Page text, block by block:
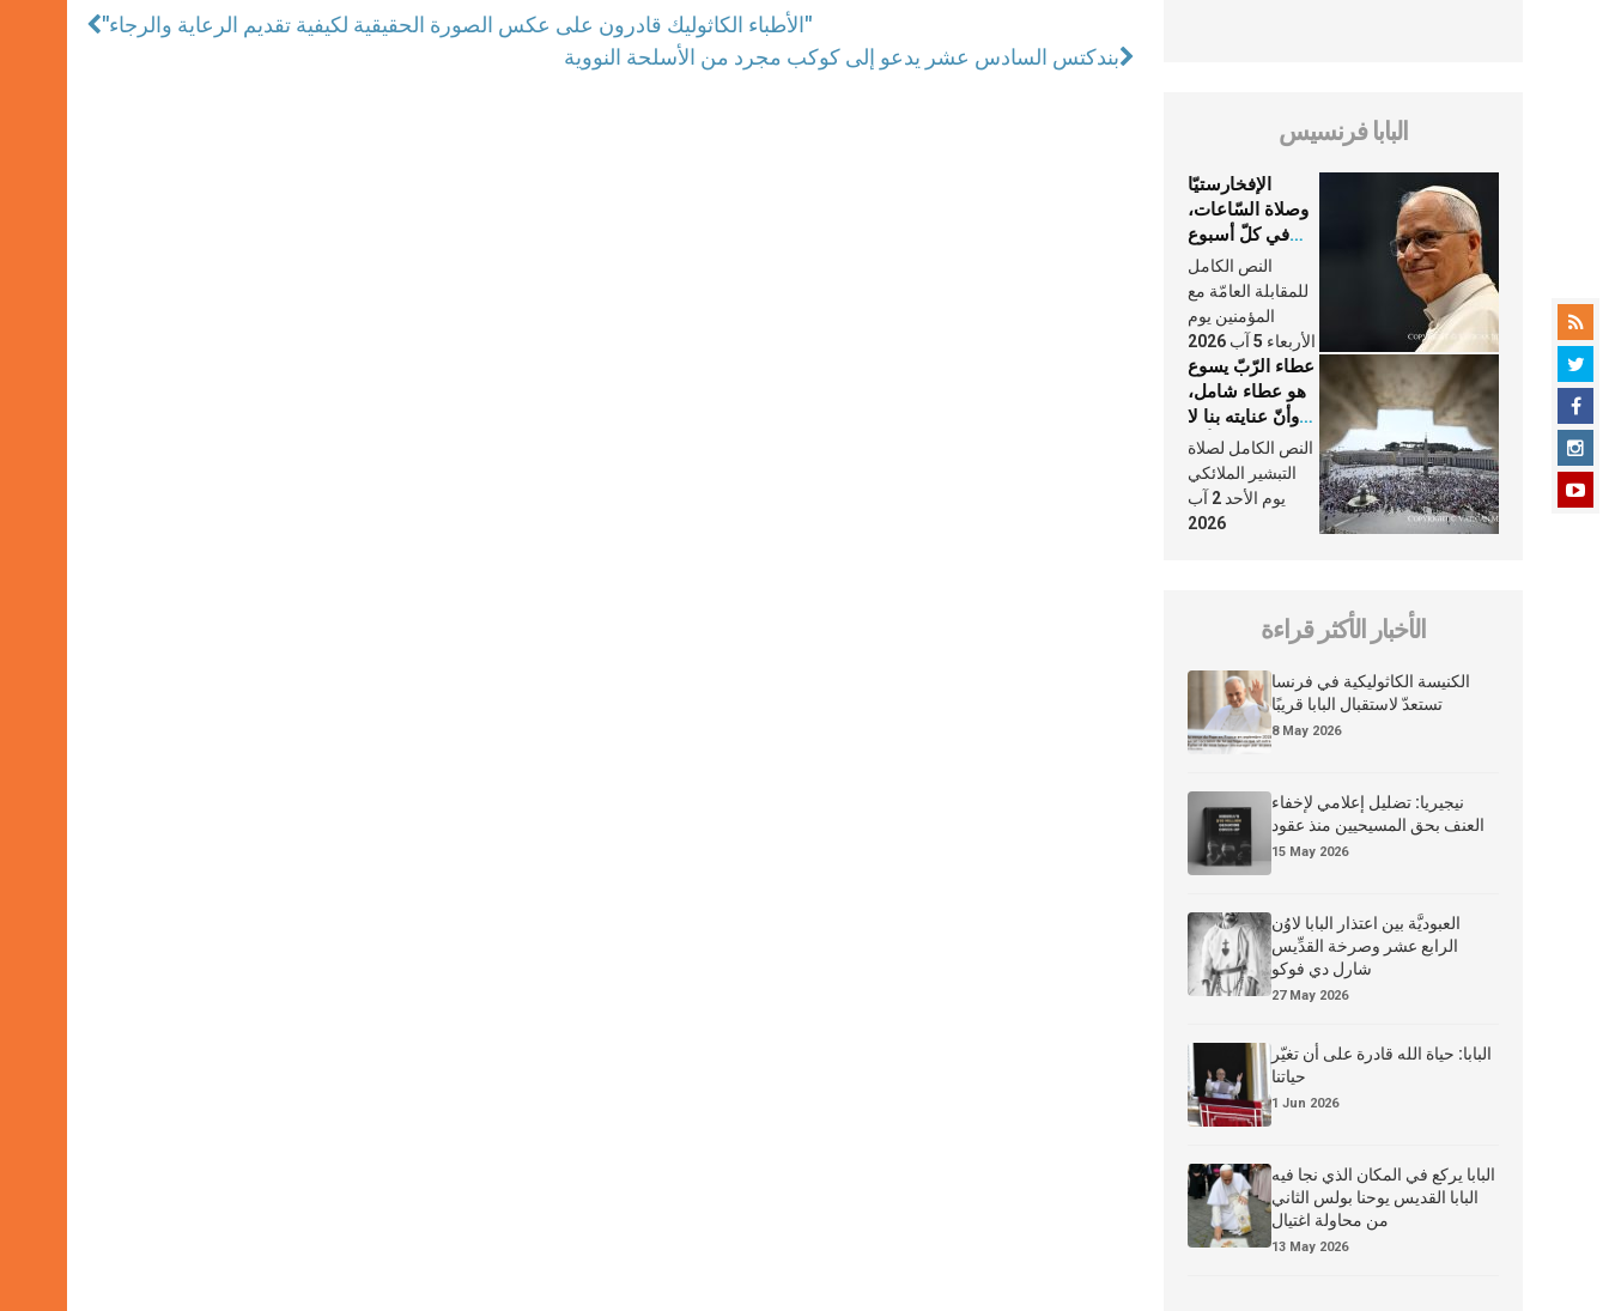
"الأطباء الكاثوليك قادرون على عكس الصورة الحقيقية لكيفية تقديم الرعاية والرجاء"
بندكتس السادس عشر يدعو إلى كوكب مجرد من الأسلحة النووية
البابا فرنسيس
الإفخارستيّا
وصلاة السّاعات،
في كلّ أسبوع
وكلّ يوم، هما
النَّفَس في حياة
الكنيسة
النص الكامل
للمقابلة العامّة مع
المؤمنين يوم
الأربعاء 5 آب 2026
عطاء الرّبّ يسوع
هو عطاء شامل،
وأنّ عنايته بنا لا
تغيب عنّا أبدًا
النص الكامل لصلاة
التبشير الملائكي
يوم الأحد 2 آب
2026
الأخبار الأكثر قراءة
الكنيسة الكاثوليكية في فرنسا
تستعدّ لاستقبال البابا قريبًا
8 May 2026
نيجيريا: تضليل إعلامي لإخفاء
العنف بحق المسيحيين منذ عقود
15 May 2026
العبوديَّة بين اعتذار البابا لاوُن
الرابع عشر وصرخة القدِّيس
شارل دي فوكو
27 May 2026
البابا: حياة الله قادرة على أن تغيّر
حياتنا
1 Jun 2026
البابا يركع في المكان الذي نجا فيه
البابا القديس يوحنا بولس الثاني
من محاولة اغتيال
13 May 2026